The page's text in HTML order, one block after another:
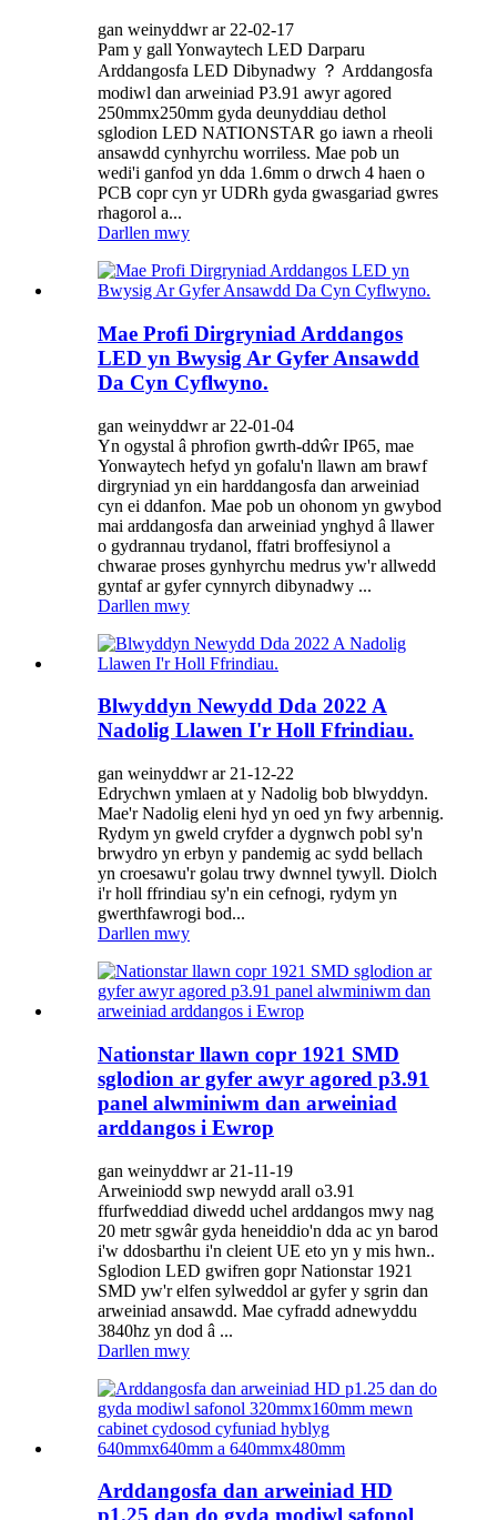
gan weinyddwr ar 22-02-17
Pam y gall Yonwaytech LED Darparu
Arddangosfa LED Dibynadwy ？ Arddangosfa
modiwl dan arweiniad P3.91 awyr agored
250mmx250mm gyda deunyddiau dethol
sglodion LED NATIONSTAR go iawn a rheoli
ansawdd cynhyrchu worriless. Mae pob un
wedi'i ganfod yn dda 1.6mm o drwch 4 haen o
PCB copr cyn yr UDRh gyda gwasgariad gwres
rhagorol a...
Darllen mwy
Mae Profi Dirgryniad Arddangos
LED yn Bwysig Ar Gyfer Ansawdd
Da Cyn Cyflwyno.
gan weinyddwr ar 22-01-04
Yn ogystal â phrofion gwrth-ddŵr IP65, mae
Yonwaytech hefyd yn gofalu'n llawn am brawf
dirgryniad yn ein harddangosfa dan arweiniad
cyn ei ddanfon. Mae pob un ohonom yn gwybod
mai arddangosfa dan arweiniad ynghyd â llawer
o gydrannau trydanol, ffatri broffesiynol a
chwarae proses gynhyrchu medrus yw'r allwedd
gyntaf ar gyfer cynnyrch dibynadwy ...
Darllen mwy
Blwyddyn Newydd Dda 2022 A
Nadolig Llawen I'r Holl Ffrindiau.
gan weinyddwr ar 21-12-22
Edrychwn ymlaen at y Nadolig bob blwyddyn.
Mae'r Nadolig eleni hyd yn oed yn fwy arbennig.
Rydym yn gweld cryfder a dygnwch pobl sy'n
brwydro yn erbyn y pandemig ac sydd bellach
yn croesawu'r golau trwy dwnnel tywyll. Diolch
i'r holl ffrindiau sy'n ein cefnogi, rydym yn
gwerthfawrogi bod...
Darllen mwy
Nationstar llawn copr 1921 SMD
sglodion ar gyfer awyr agored p3.91
panel alwminiwm dan arweiniad
arddangos i Ewrop
gan weinyddwr ar 21-11-19
Arweiniodd swp newydd arall o3.91
ffurfweddiad diwedd uchel arddangos mwy nag
20 metr sgwâr gyda heneiddio'n dda ac yn barod
i'w ddosbarthu i'n cleient UE eto yn y mis hwn..
Sglodion LED gwifren gopr Nationstar 1921
SMD yw'r elfen sylweddol ar gyfer y sgrin dan
arweiniad ansawdd. Mae cyfradd adnewyddu
3840hz yn dod â ...
Darllen mwy
Arddangosfa dan arweiniad HD
p1.25 dan do gyda modiwl safonol